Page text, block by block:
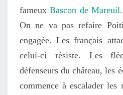
fameuxBascon de Mareuil.
On ne va pas refaire
engagée. Les français
celui-ci résiste. Les
défenseurs du château, les
commence à escalader